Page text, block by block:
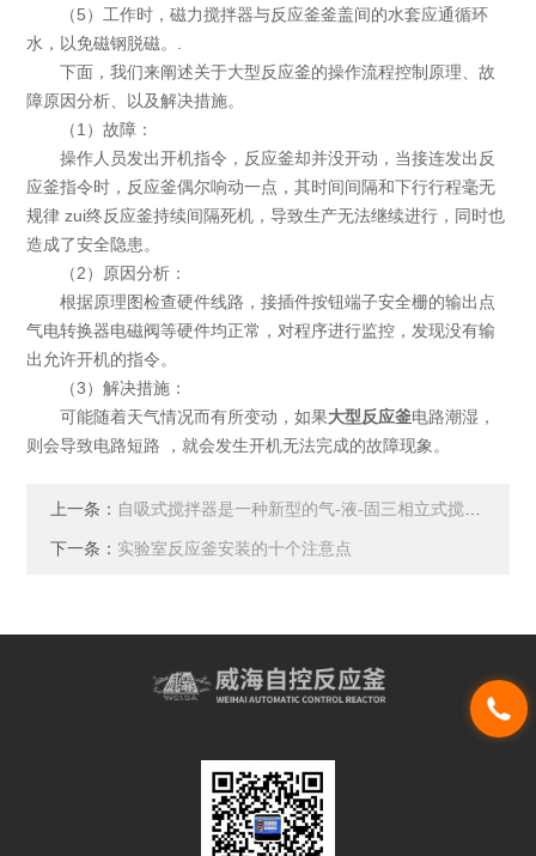
（5）工作时，磁力搅拌器与反应釜釜盖间的水套应通循环
水，以免磁钢脱磁。.
下面，我们来阐述关于大型反应釜的操作流程控制原理、故
障原因分析、以及解决措施。
（1）故障：
操作人员发出开机指令，反应釜却并没开动，当接连发出反
应釜指令时，反应釜偶尔响动一点，其时间间隔和下行行程毫无
规律 zui终反应釜持续间隔死机，导致生产无法继续进行，同时也
造成了安全隐患。
（2）原因分析：
根据原理图检查硬件线路，接插件按钮端子安全栅的输出点
气电转换器电磁阀等硬件均正常，对程序进行监控，发现没有输
出允许开机的指令。
（3）解决措施：
可能随着天气情况而有所变动，如果大型反应釜电路潮湿，
则会导致电路短路 ，就会发生开机无法完成的故障现象。
上一条： 自吸式搅拌器是一种新型的气-液-固三相立式搅拌装置
下一条： 实验室反应釜安装的十个注意点